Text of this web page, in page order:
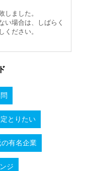
しました。
い場合は、しばらく
ください。
とりたい
有名企業
ジ